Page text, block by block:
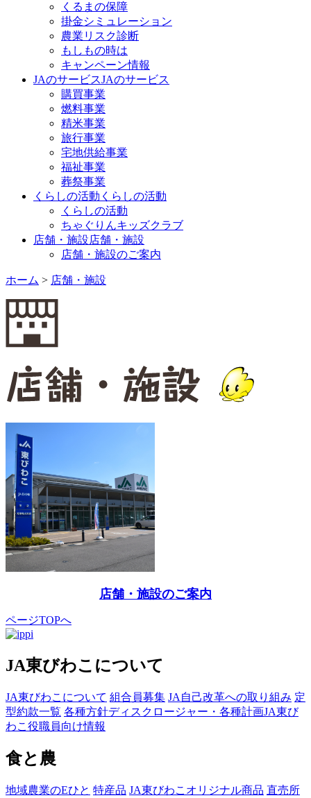
くるまの保障
掛金シミュレーション
農業リスク診断
もしもの時は
キャンペーン情報
JAのサービスJAのサービス
購買事業
燃料事業
精米事業
旅行事業
宅地供給事業
福祉事業
葬祭事業
くらしの活動 くらしの活動
くらしの活動
ちゃぐりんキッズクラブ
店舗・施設店舗・施設
店舗・施設のご案内
ホーム > 店舗・施設
店舗・施設のご案内
ページTOPへ
JA東びわこについて
JA東びわこについて 組合員募集 JA自己改革への取り組み 定
型約款一覧 各種方針ディスクロージャー・各種計画JA東び
わこ役職員向け情報
食と農
地域農業のEひと 特産品 JA東びわこオリジナル商品 直売所